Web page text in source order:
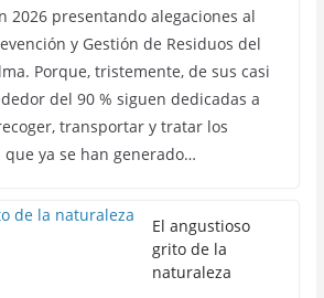
2026 presentando alegaciones al
y Gestión de Residuos del
Porque, tristemente, de sus casi
del 90 % siguen dedicadas a
transportar y tratar los
que ya se han generado…
El angustioso
grito de la
naturaleza